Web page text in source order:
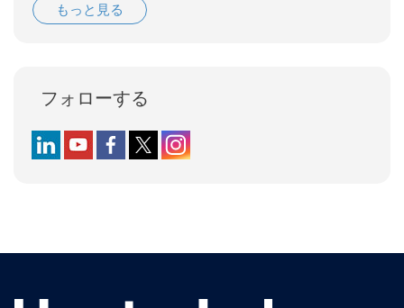
もっと見る
フォローする
Follow us on LinkedIn
Follow us on YouTube
Follow us on Facebook
Follow us on X (formerly Twitter)
Follow us on Instagram